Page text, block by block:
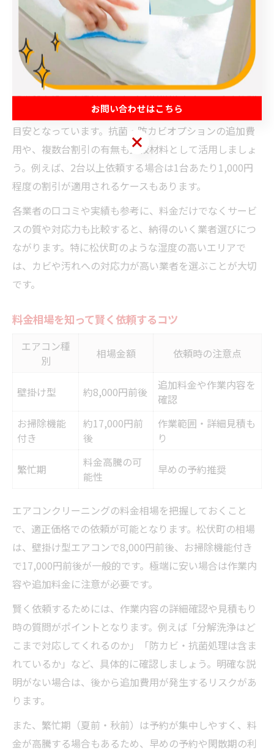
特に「内部高圧洗浄」や「分解クリーニング」など、作
業内容による料金の違いに注目しましょう。また、見積
もり時点で追加料金の有無や作業範囲の明確さを確認す
ることが、後悔しない依頼のポイントです。
料金表では、壁掛け型エアコンの基本クリーニングが約
8,000円～12,000円、お掃除機能付きは17,000円前後が
目安となっています。抗菌・防カビオプションの追加費
用や、複数台割引の有無も比較材料として活用しましょ
う。例えば、2台以上依頼する場合は1台あたり1,000円
程度の割引が適用されるケースもあります。
各業者の口コミや実績も参考に、料金だけでなくサービ
スの質や対応力も比較すると、納得のいく業者選びにつ
ながります。特に松伏町のような湿度の高いエリアで
は、カビや汚れへの対応力が高い業者を選ぶことが大切
です。
料金相場を知って賢く依頼するコツ
エアコン種
別
相場金額 依頼時の注意点
壁掛け型 約8,000円前後
追加料金や作業内容を
確認
お掃除機能
付き
約17,000円前
後
作業範囲・詳細見積も
り
繁忙期
料金高騰の可
能性
早めの予約推奨
エアコンクリーニングの料金相場を把握しておくこと
で、適正価格での依頼が可能となります。松伏町の相場
は、壁掛け型エアコンで8,000円前後、お掃除機能付き
で17,000円前後が一般的です。極端に安い場合は作業内
容や追加料金に注意が必要です。
賢く依頼するためには、作業内容の詳細確認や見積もり
時の質問がポイントとなります。例えば「分解洗浄はど
こまで対応してくれるのか」「防カビ・抗菌処理は含ま
れているか」など、具体的に確認しましょう。明確な説
明がない場合は、後から追加費用が発生するリスクがあ
ります。
また、繁忙期（夏前・秋前）は予約が集中しやすく、料
金が高騰する場合もあるため、早めの予約や閑散期の利
お問い合わせはこちら
お問い合わせはこちら